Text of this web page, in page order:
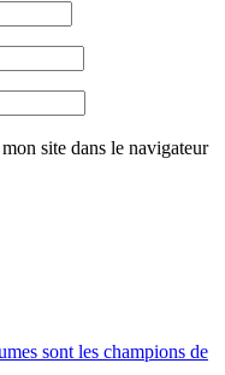
site dans le navigateur
sont les champions de